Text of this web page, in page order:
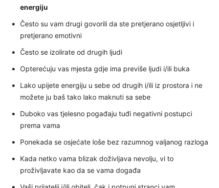
energiju
Često su vam drugi govorili da ste pretjerano osjetljivi i
pretjerano emotivni
Često se izolirate od drugih ljudi
Opterećuju vas mjesta gdje ima previše ljudi i/ili buka
Lako upijete energiju u sebe od drugih i/ili iz prostora i ne
možete ju baš tako lako maknuti sa sebe
Duboko vas tjelesno pogađaju tuđi negativni postupci
prema vama
Ponekada se osjećate loše bez razumnog valjanog razloga
Kada netko vama blizak doživljava nevolju, vi to
proživljavate kao da se vama događa